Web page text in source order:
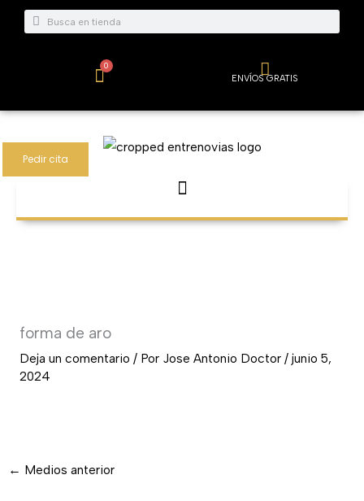
Buscar
Buscar
0
Carrito ENVÍOS GRATIS
Pedir cita
forma de aro
Deja un comentario / Por Jose Antonio Doctor / junio 5,
2024
← Medios anterior